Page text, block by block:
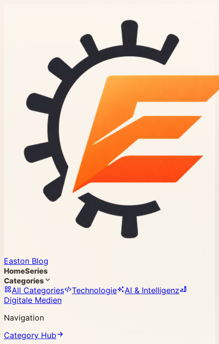
Easton Blog
HomeSeries
Categories
All Categories Technologie
AI & Intelligenz
Digitale Medien
Navigation
Category Hub